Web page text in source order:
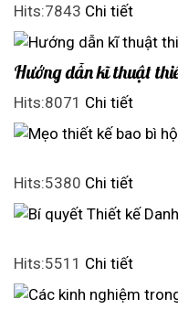
Hits:7843 Chi tiết
Hướng dẫn kĩ thuật
Hits:8071 Chi tiết
Hits:5380 Chi tiết
Hits:5511 Chi tiết